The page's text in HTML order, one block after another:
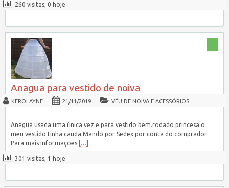
260 visitas, 0 hoje
Anagua para vestido de noiva
KEROLAYNE 21/11/2019 VÉU DE NOIVA E ACESSÓRIOS
Anagua usada uma única vez e para vestido bem.rodado princesa o
meu vestido tinha cauda Mando por Sedex por conta do comprador
Para mais informações
[…]
301 visitas, 1 hoje